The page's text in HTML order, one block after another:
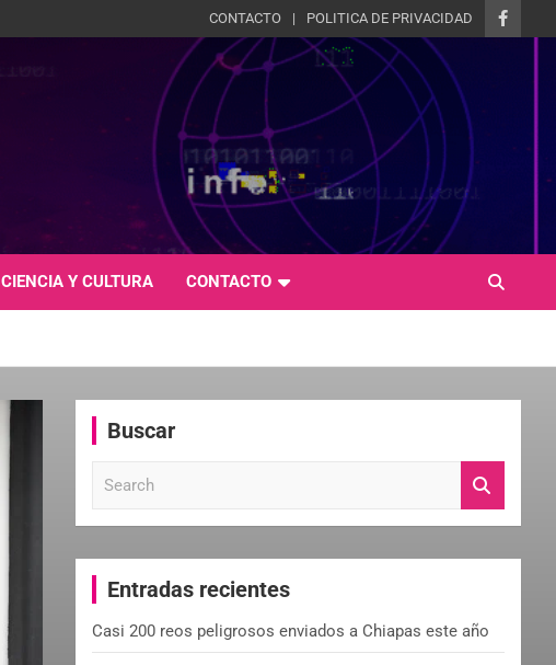
CONTACTO POLITICA DE PRIVACIDAD
CIENCIA Y CULTURA CONTACTO
Buscar
c
Entradas recientes
Casi 200 reos peligrosos enviados a Chiapas este año